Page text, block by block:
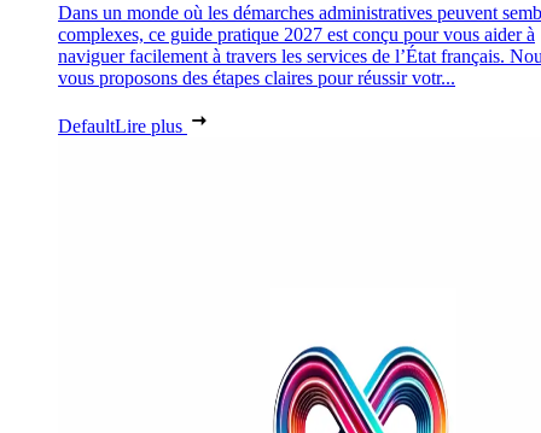
Dans un monde où les démarches administratives peuvent
complexes, ce guide pratique 2027 est conçu pour vous aider à
naviguer facilement à travers les services de l’État français.
vous proposons des étapes claires pour réussir votr...
DefaultLire plus